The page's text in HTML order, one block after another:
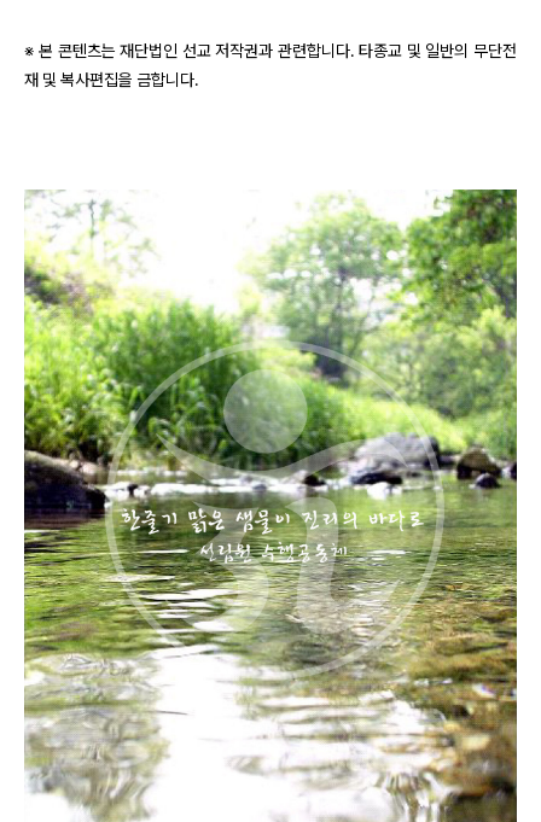
※ 본 콘텐츠는 재단법인 선교 저작권과 관련합니다. 타종교 및 일반의 무단전
재 및 복사편집을 금합니다.